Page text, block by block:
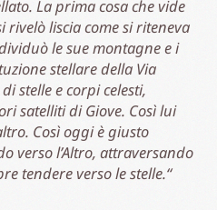
La prima cosa che vide
rivelò liscia come si riteneva
le sue montagne e i
stellare della Via
stelle e corpi celesti,
satelliti di Giove. Così lui
Così oggi è giusto
verso l’Altro, attraversando
tendere verso le stelle.“